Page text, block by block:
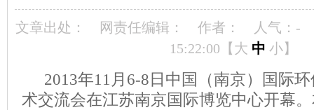
文章出处： 网责任编辑： 作者： 人气： -
15:22:00【 大 中 小】
2013年11月6-8日中国（南京）国际环
术交流会在江苏南京国际博览中心开幕